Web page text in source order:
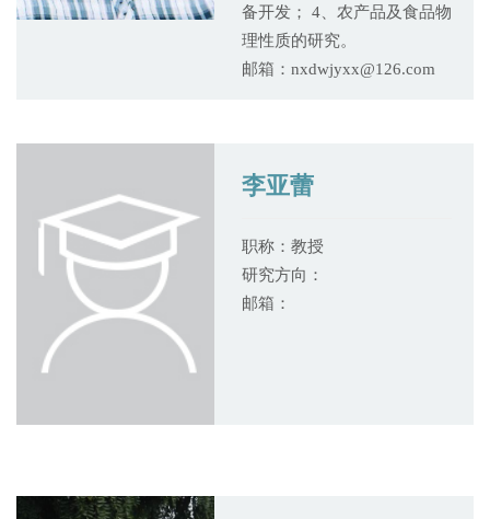
备开发； 4、农产品及食品物
理性质的研究。
邮箱：nxdwjyxx@126.com
李亚蕾
职称：教授
研究方向：
邮箱：